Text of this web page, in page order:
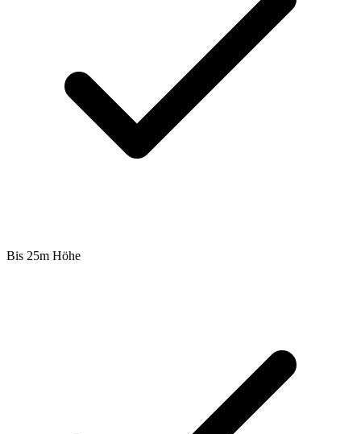
Bis 25m Höhe